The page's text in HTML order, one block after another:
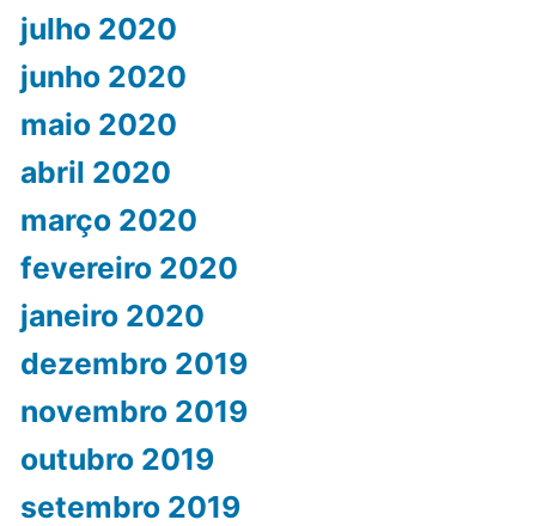
julho 2020
junho 2020
maio 2020
abril 2020
março 2020
fevereiro 2020
janeiro 2020
dezembro 2019
novembro 2019
outubro 2019
setembro 2019